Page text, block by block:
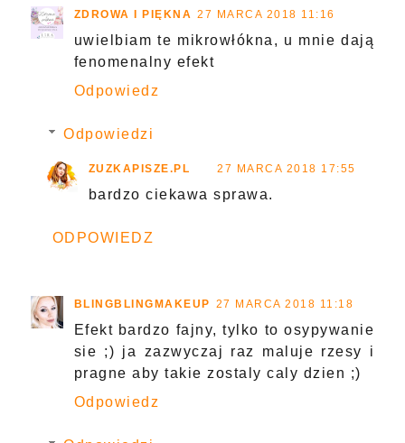
ZDROWA I PIĘKNA 27 MARCA 2018 11:16
uwielbiam te mikrowłókna, u mnie dają
fenomenalny efekt
Odpowiedz
Odpowiedzi
ZUZKAPISZE.PL 27 MARCA 2018 17:55
bardzo ciekawa sprawa.
ODPOWIEDZ
BLINGBLINGMAKEUP 27 MARCA 2018 11:18
Efekt bardzo fajny, tylko to osypywanie
sie ;) ja zazwyczaj raz maluje rzesy i
pragne aby takie zostaly caly dzien ;)
Odpowiedz